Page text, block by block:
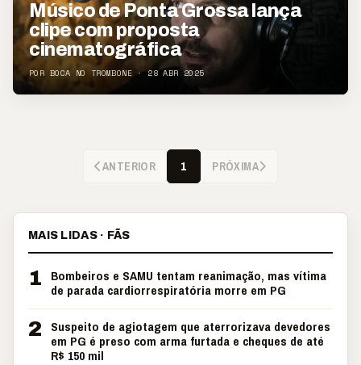
Músico de Ponta Grossa lança
clipe com proposta
cinematográfica
POR BOCA NO TROMBONE · 28 ABR 2025
ANTERIOR 1 PRÓXIMA
MAIS LIDAS · FÃS
1
Bombeiros e SAMU tentam reanimação, mas vítima
de parada cardiorrespiratória morre em PG
2
Suspeito de agiotagem que aterrorizava devedores
em PG é preso com arma furtada e cheques de até
R$ 150 mil